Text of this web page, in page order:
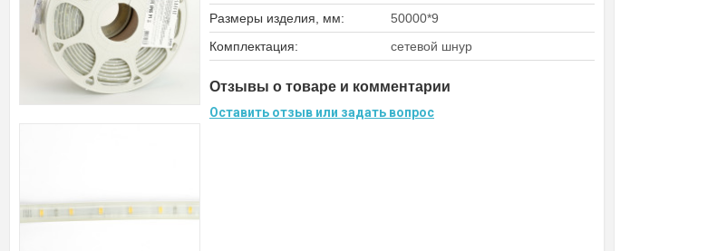
Размеры изделия, мм:
50000*9
Комплектация:
сетевой шнур
Отзывы о товаре и комментарии
Оставить отзыв или задать вопрос